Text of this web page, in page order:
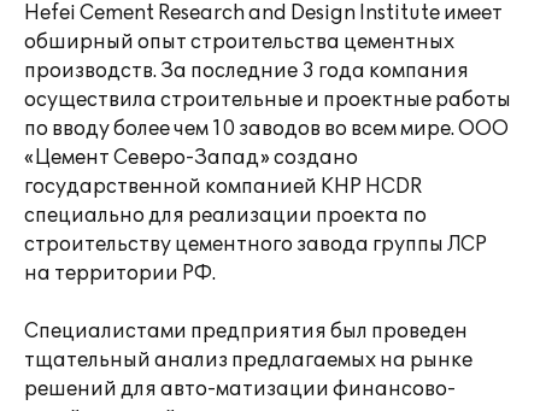
Hefei Cement Research and Design Institute имеет
обширный опыт строительства цементных
производств. За последние 3 года компания
осуществила строительные и проектные работы
по вводу более чем 10 заводов во всем мире. ООО
«Цемент Северо-Запад» создано
государственной компанией КНР HCDR
специально для реализации проекта по
строительству цементного завода группы ЛСР
на территории РФ.
Специалистами предприятия был проведен
тщательный анализ предлагаемых на рынке
решений для авто-матизации финансово-